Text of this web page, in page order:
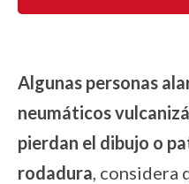
Algunas personas
neumáticos
pierdan el dibujo o
rodadura , considera